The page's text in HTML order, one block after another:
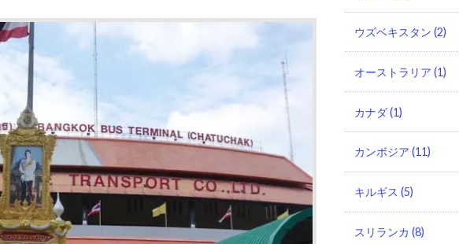
ウズベキスタン (2)
オーストラリア (1)
カナダ(1)
カンボジア (11)
キルギス (5)
スリランカ (8)